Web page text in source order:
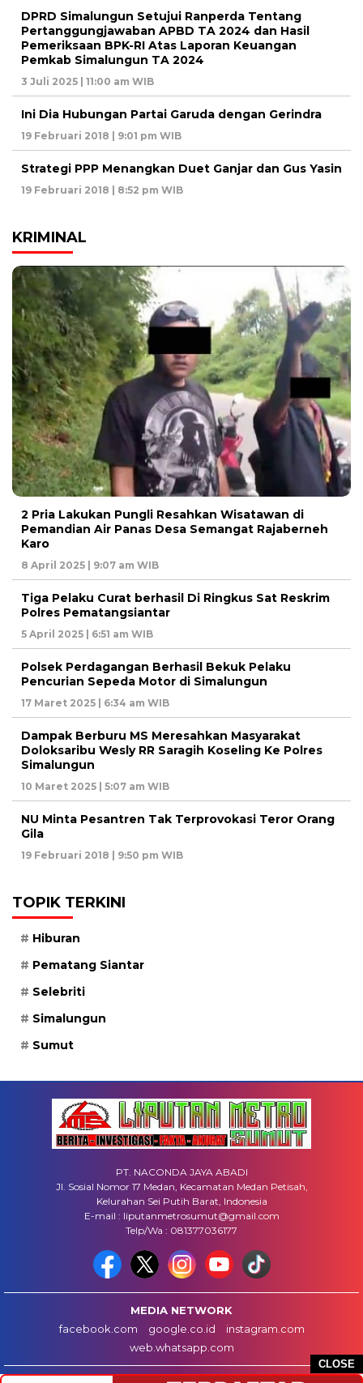
CLOSE
DPRD Simalungun Setujui Ranperda Tentang
Pertanggungjawaban APBD TA 2024 dan Hasil
Pemeriksaan BPK-RI Atas Laporan Keuangan
Pemkab Simalungun TA 2024
3 Juli 2025 | 11:00 am WIB
Ini Dia Hubungan Partai Garuda dengan Gerindra
19 Februari 2018 | 9:01 pm WIB
Strategi PPP Menangkan Duet Ganjar dan Gus Yasin
19 Februari 2018 | 8:52 pm WIB
KRIMINAL
2 Pria Lakukan Pungli Resahkan Wisatawan di
Pemandian Air Panas Desa Semangat Rajaberneh
Karo
8 April 2025 | 9:07 am WIB
Tiga Pelaku Curat berhasil Di Ringkus Sat Reskrim
Polres Pematangsiantar
5 April 2025 | 6:51 am WIB
Polsek Perdagangan Berhasil Bekuk Pelaku
Pencurian Sepeda Motor di Simalungun
17 Maret 2025 | 6:34 am WIB
Dampak Berburu MS Meresahkan Masyarakat
Doloksaribu Wesly RR Saragih Koseling Ke Polres
Simalungun
10 Maret 2025 | 5:07 am WIB
NU Minta Pesantren Tak Terprovokasi Teror Orang
Gila
19 Februari 2018 | 9:50 pm WIB
TOPIK TERKINI
Hiburan
Pematang Siantar
Selebriti
Simalungun
Sumut
PT. NACONDA JAYA ABADI
Jl. Sosial Nomor 17 Medan, Kecamatan Medan Petisah,
Kelurahan Sei Putih Barat, Indonesia
E-mail : liputanmetrosumut@gmail.com
Telp/Wa : 081377036177
MEDIA NETWORK
facebook.com
google.co.id
instagram.com
web.whatsapp.com